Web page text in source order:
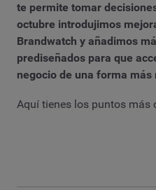
te permite tomar
octubre introdujimos
Brandwatch y añadimos
prediseñados para que
negocio de una forma más
Aquí tienes los puntos más